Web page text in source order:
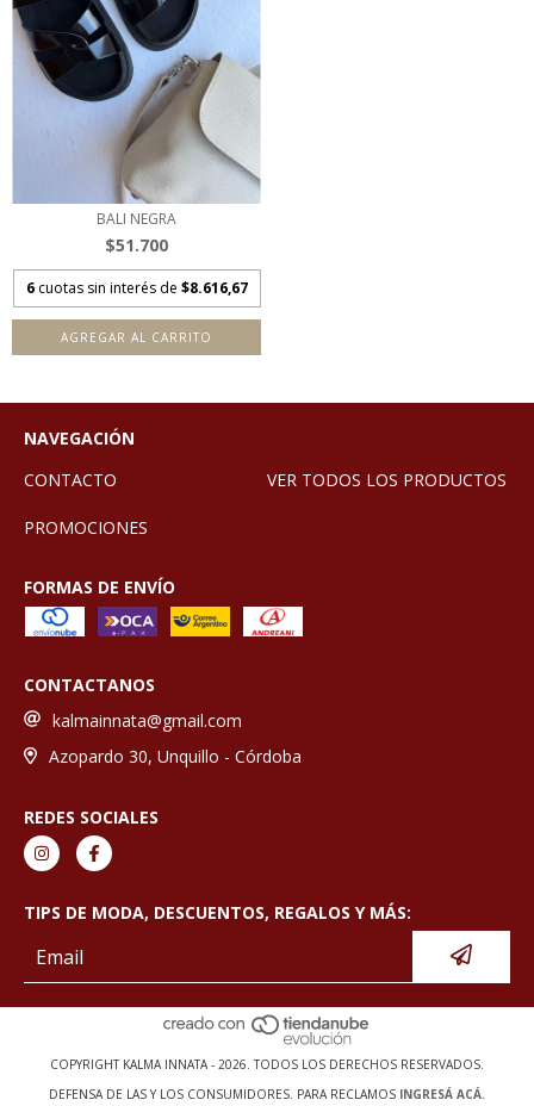
BALI NEGRA
$51.700
6 cuotas sin interés de $8.616,67
AGREGAR AL CARRITO
NAVEGACIÓN
CONTACTO
VER TODOS LOS PRODUCTOS
PROMOCIONES
FORMAS DE ENVÍO
CONTACTANOS
kalmainnata@gmail.com
Azopardo 30, Unquillo - Córdoba
REDES SOCIALES
TIPS DE MODA, DESCUENTOS, REGALOS Y MÁS:
COPYRIGHT KALMA INNATA - 2026. TODOS LOS DERECHOS RESERVADOS.
DEFENSA DE LAS Y LOS CONSUMIDORES. PARA RECLAMOS INGRESÁ ACÁ.